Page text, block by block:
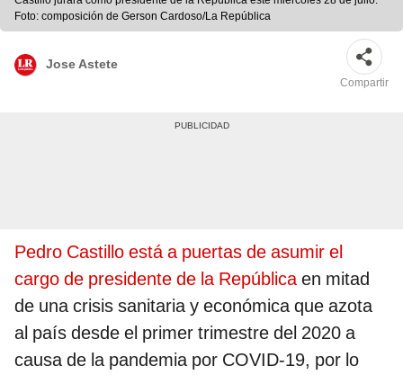
Foto: composición de Gerson Cardoso/La República
Jose Astete
Compartir
Pedro Castillo está a puertas de asumir el
cargo de presidente de la Repúblicaen mitad
de una crisis sanitaria y económica que azota
al país desde el primer trimestre del 2020 a
causa de la pandemia por COVID-19, por lo